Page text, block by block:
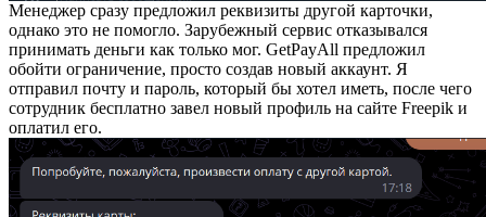
Менеджер сразу предложил реквизиты другой карточки,
однако это не помогло. Зарубежный сервис отказывался
принимать деньги как только мог. GetPayAll предложил
обойти ограничение, просто создав новый аккаунт. Я
отправил почту и пароль, который бы хотел иметь, после чего
сотрудник бесплатно завел новый профиль на сайте Freepik и
оплатил его.